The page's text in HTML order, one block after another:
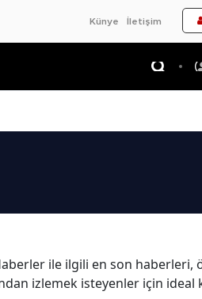
Künye İletişim
ile ilgili en son haberleri,
izlemek isteyenler için ideal